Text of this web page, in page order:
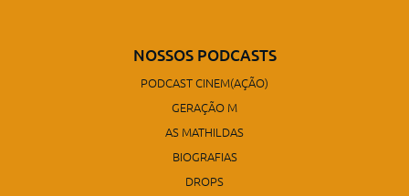
NOSSOS PODCASTS
PODCAST CINEM(AÇÃO)
GERAÇÃO M
AS MATHILDAS
BIOGRAFIAS
DROPS